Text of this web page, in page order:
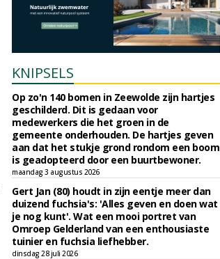
KNIPSELS
Op zo'n 140 bomen in Zeewolde zijn hartjes
geschilderd. Dit is gedaan voor
medewerkers die het groen in de
gemeente onderhouden. De hartjes geven
aan dat het stukje grond rondom een boom
is geadopteerd door een buurtbewoner.
maandag 3 augustus 2026
Gert Jan (80) houdt in zijn eentje meer dan
duizend fuchsia's: 'Alles geven en doen wat
je nog kunt'. Wat een mooi portret van
Omroep Gelderland van een enthousiaste
tuinier en fuchsia liefhebber.
dinsdag 28 juli 2026